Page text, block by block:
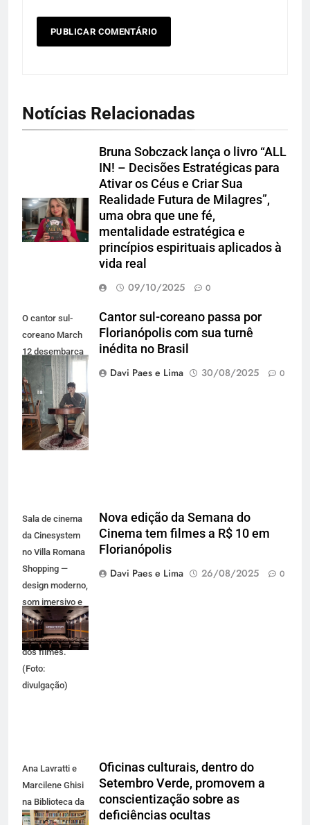
Notícias Relacionadas
Bruna Sobczack lança o livro “ALL
IN! – Decisões Estratégicas para
Ativar os Céus e Criar Sua
Realidade Futura de Milagres”,
uma obra que une fé,
mentalidade estratégica e
princípios espirituais aplicados à
vida real
09/10/2025
0
O cantor sul-
coreano March
12 desembarca
em setembro no
Brasil com a
turnê K-Drama
Concert (Foto:
Divulgação)
Cantor sul-coreano passa por
Florianópolis com sua turnê
inédita no Brasil
Davi Paes e Lima
30/08/2025 0
Sala de cinema
da Cinesystem
no Villa Romana
Shopping —
design moderno,
som imersivo e
conforto para
viver a magia
dos filmes.
(Foto:
divulgação)
Nova edição da Semana do
Cinema tem filmes a R$ 10 em
Florianópolis
Davi Paes e Lima
26/08/2025 0
Ana Lavratti e
Marcilene Ghisi
na Biblioteca da
ACIC (FOTO
Oficinas culturais, dentro do
Setembro Verde, promovem a
conscientização sobre as
deficiências ocultas